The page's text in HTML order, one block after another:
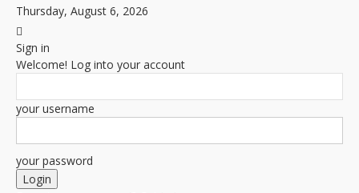
Thursday, August 6, 2026
Sign in
Welcome! Log into your account
your username
your password